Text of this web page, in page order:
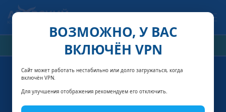
ВОЗМОЖНО, У ВАС
ВКЛЮЧЁН VPN
Сайт может работать нестабильно или долго загружаться, когда
включён VPN.
Для улучшения отображения рекомендуем его отключить.
РАСЧЁТ СТОИМОСТИ